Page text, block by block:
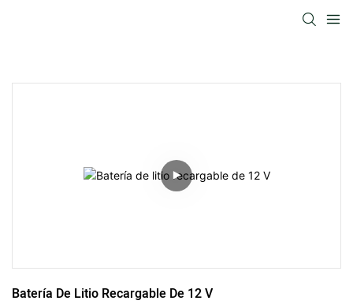
Batería De Litio Recargable De 12 V